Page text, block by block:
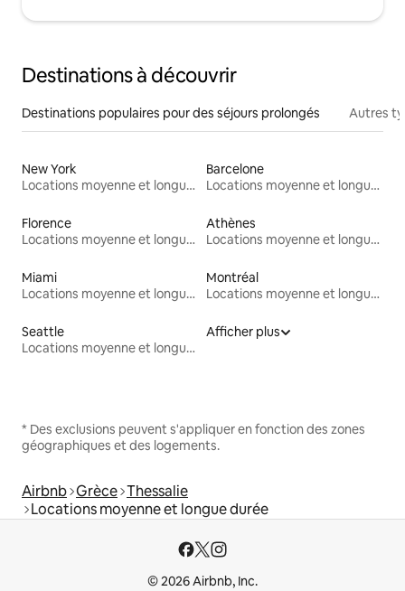
Destinations à découvrir
Destinations populaires pour des séjours prolongés Autres
New York
Locations moyenne et longue durée
Barcelone
Locations moyenne et longue durée
Florence
Locations moyenne et longue durée
Athènes
Locations moyenne et longue durée
Miami
Locations moyenne et longue durée
Montréal
Locations moyenne et longue durée
Seattle
Locations moyenne et longue durée
Afficher plus
* Des exclusions peuvent s'appliquer en fonction des zones
géographiques et des logements.
Airbnb Grèce Thessalie
Locations moyenne et longue durée
© 2026 Airbnb, Inc.